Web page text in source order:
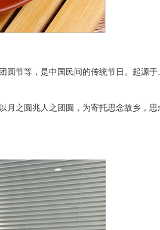
节等，是中国民间的传统节日。起源于
之圆兆人之团圆，为寄托思念故乡，思